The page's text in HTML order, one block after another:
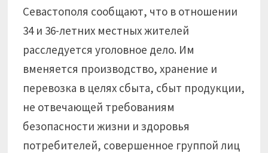
Севастополя сообщают, что в отношении
34 и 36-летних местных жителей
расследуется уголовное дело. Им
вменяется производство, хранение и
перевозка в целях сбыта, сбыт продукции,
не отвечающей требованиям
безопасности жизни и здоровья
потребителей, совершенное группой лиц